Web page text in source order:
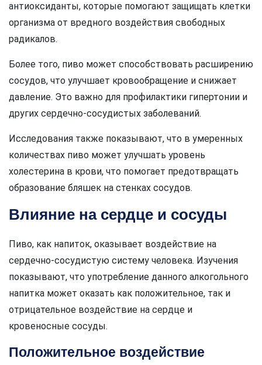
антиоксиданты, которые помогают защищать клетки
организма от вредного воздействия свободных
радикалов.
Более того, пиво может способствовать расширению
сосудов, что улучшает кровообращение и снижает
давление. Это важно для профилактики гипертонии и
других сердечно-сосудистых заболеваний.
Исследования также показывают, что в умеренных
количествах пиво может улучшать уровень
холестерина в крови, что помогает предотвращать
образование бляшек на стенках сосудов.
Влияние на сердце и сосуды
Пиво, как напиток, оказывает воздействие на
сердечно-сосудистую систему человека. Изучения
показывают, что употребление данного алкогольного
напитка может оказать как положительное, так и
отрицательное воздействие на сердце и
кровеносные сосуды.
Положительное воздействие